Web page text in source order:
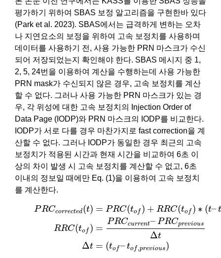
평가하기 위하여 SBAS 보정 알고리즘을 구현한바 있다
(Park et al. 2023). SBAS에서는 급격하게 변하는 오차
나 지연요소의 보정을 위하여 고속 보정치를 사용하며
데이터를 사용하기 전, 사용 가능한 PRN 마스크가 수신
되어 저장되었는지 확인해야 한다. SBAS 메시지 중 1,
2, 5, 24번을 이용하여 계산을 수행하는데 사용 가능한
PRN mask가 수신되지 않은 경우, 고속 보정치를 계산
할 수 없다. 그러나 사용 가능한 PRN 마스크가 있는 경
우, 각 위성에 대한 고속 보정치의 Injection Order of
Data Page (IODP)와 PRN 마스크의 IODP를 비교한다.
IODP가 서로 다를 경우 마찬가지로 fast correction을 계
산할 수 없다. 그러나 IODP가 동일한 경우 최근의 고속
보정치가 적용된 시간과 현재 시간을 비교하여 6초 이
상의 차이 발생 시 고속 보정치를 계산할 수 없고, 6초
이내의 정보일 때에만 Eq. (1)을 이용하여 고속 보정치
를 계산한다.
PRCcorrected(t) = PRC(tof ) + RRC(tof ) ∗ (t–
RRC(tof ) =
PRCcurrent– PRCprevious
Δt
Δt = (tof–tof,previous)
corre =P C(tof)+R R C of)∗(t– of RR C